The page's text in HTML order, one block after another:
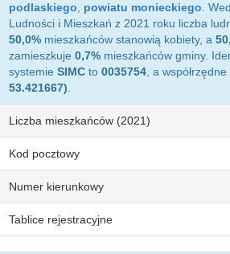
podlaskiego
powiatu monieckiego .
Ludności i Mieszkań z 2021 roku liczba
50,0% mieszkańców stanowią kobiety, a
zamieszkuje 0,7% mieszkańców gminy.
systemie SIMC to 0035754 , a
53.421667)
Liczba mieszkańców (2021)
Kod pocztowy
Numer kierunkowy
Tablice rejestracyjne